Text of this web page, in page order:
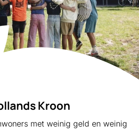
Kroon
met weinig geld en weinig